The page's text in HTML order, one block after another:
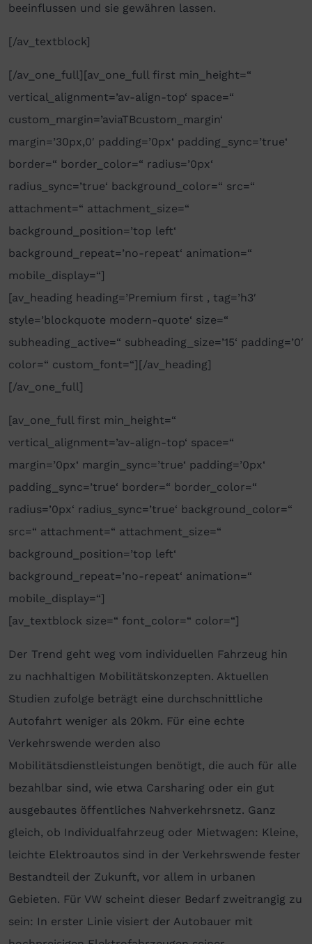
beeinflussen und sie gewähren lassen.
[/av_textblock]
[/av_one_full][av_one_full first min_height=“
vertical_alignment=’av-align-top‘ space=“
custom_margin=’aviaTBcustom_margin‘
margin=’30px,0′ padding=’0px‘ padding_sync=’true‘
border=“ border_color=“ radius=’0px‘
radius_sync=’true‘ background_color=“ src=“
attachment=“ attachment_size=“
background_position=’top left‘
background_repeat=’no-repeat‘ animation=“
mobile_display=“]
[av_heading heading=’Premium first ‚ tag=’h3′
style=’blockquote modern-quote‘ size=“
subheading_active=“ subheading_size=’15‘ padding=’0′
color=“ custom_font=“][/av_heading]
[/av_one_full]
[av_one_full first min_height=“
vertical_alignment=’av-align-top‘ space=“
margin=’0px‘ margin_sync=’true‘ padding=’0px‘
padding_sync=’true‘ border=“ border_color=“
radius=’0px‘ radius_sync=’true‘ background_color=“
src=“ attachment=“ attachment_size=“
background_position=’top left‘
background_repeat=’no-repeat‘ animation=“
mobile_display=“]
[av_textblock size=“ font_color=“ color=“]
Der Trend geht weg vom individuellen Fahrzeug hin
zu nachhaltigen Mobilitätskonzepten. Aktuellen
Studien zufolge beträgt eine durchschnittliche
Autofahrt weniger als 20km. Für eine echte
Verkehrswende werden also
Mobilitätsdienstleistungen benötigt, die auch für alle
bezahlbar sind, wie etwa Carsharing oder ein gut
ausgebautes öffentliches Nahverkehrsnetz. Ganz
gleich, ob Individualfahrzeug oder Mietwagen: Kleine,
leichte Elektroautos sind in der Verkehrswende fester
Bestandteil der Zukunft, vor allem in urbanen
Gebieten. Für VW scheint dieser Bedarf zweitrangig zu
sein: In erster Linie visiert der Autobauer mit